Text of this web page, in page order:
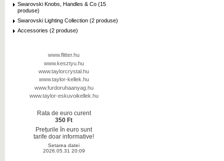
Swarovski Knobs, Handles & Co (15
produse)
Swarovski Lighting Collection (2 produse)
Accessories (2 produse)
www.flitter.hu
www.kesztyu.hu
www.taylorcrystal.hu
www.taylor-kellek.hu
www.furdoruhaanyag.hu
www.taylor-eskuvoikellek.hu
Rata de euro curent
350 Ft
Prețurile în euro sunt
tarife doar informative!
Setarea datei
2026.05.31 20:09